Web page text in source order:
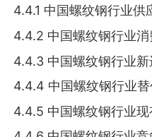
4.4.1 中国螺纹钢行业供
4.4.2 中国螺纹钢行业
4.4.3 中国螺纹钢行业
4.4.4 中国螺纹钢行业
4.4.5 中国螺纹钢行业